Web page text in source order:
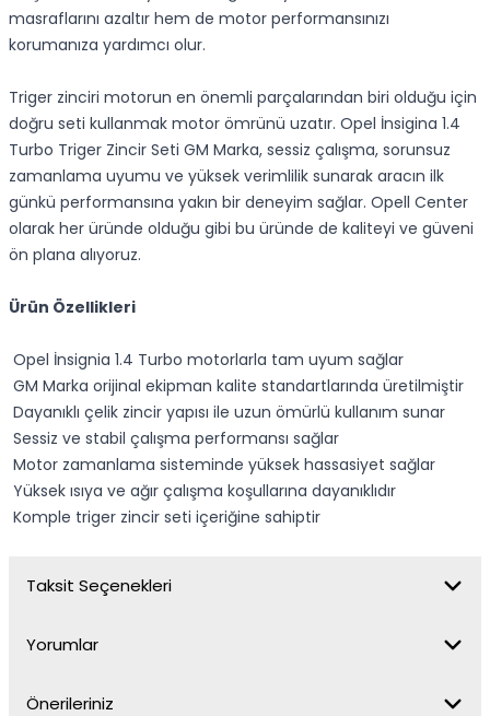
masraflarını azaltır hem de motor performansınızı
korumanıza yardımcı olur.
Triger zinciri motorun en önemli parçalarından biri olduğu için
doğru seti kullanmak motor ömrünü uzatır. Opel İnsigina 1.4
Turbo Triger Zincir Seti GM Marka, sessiz çalışma, sorunsuz
zamanlama uyumu ve yüksek verimlilik sunarak aracın ilk
günkü performansına yakın bir deneyim sağlar. Opell Center
olarak her üründe olduğu gibi bu üründe de kaliteyi ve güveni
ön plana alıyoruz.
Ürün Özellikleri
Opel İnsignia 1.4 Turbo motorlarla tam uyum sağlar
GM Marka orijinal ekipman kalite standartlarında üretilmiştir
Dayanıklı çelik zincir yapısı ile uzun ömürlü kullanım sunar
Sessiz ve stabil çalışma performansı sağlar
Motor zamanlama sisteminde yüksek hassasiyet sağlar
Yüksek ısıya ve ağır çalışma koşullarına dayanıklıdır
Komple triger zincir seti içeriğine sahiptir
Taksit Seçenekleri
Yorumlar
Önerileriniz